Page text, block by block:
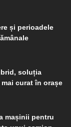
și perioadele
soluția
curat în orașe
mașinii pentru